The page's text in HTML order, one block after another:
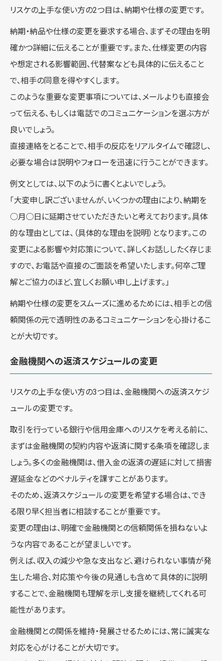
リスケの上手な使い方の2つ目は、納期や仕様の変更です。
納期・納品や仕様の変更を要求する場合、まずその理由を明
確かつ詳細に伝えることが重要です。また、仕様変更の内容
や想定される影響範囲、代替案なども具体的に伝えること
で、相手の同意を得やすくします。
このような重要な変更事項については、メールよりも直接会
って伝える、もしくは電話でのコミュニケーションを選ぶ方が
良いでしょう。
直接連絡をとることで、相手の反応をリアルタイムで確認し、
必要な場合は説明やフォローを迅速に行うことができます。
例文としては、以下のように書くとよいでしょう。
「大変申し訳ございませんが、いくつかの理由により、納期を
○月○日に延期させていただきたいと考えております。具体
的な理由としては、（具体的な理由を説明）となります。この
変更による影響や対応策について、詳しくお話ししたく存じま
すので、お電話や直接のご面談を希望いたします。何卒ご理
解とご協力のほど、宜しくお願い申し上げます。」
納期や仕様の変更をスムーズに進めるためには、相手との信
頼関係の元で透明性のあるコミュニケーションを心掛けるこ
とが大切です。
金融機関への返済スケジュールの変更
リスケの上手な使い方の3つ目は、金融機関への返済スケジ
ュールの変更です。
取引を行っている銀行や信用金庫へのリスケを考える前に、
まずは金融機関の契約内容や返済に関する条項を確認しま
しょう。多くの金融機関は、借入金の返済の遅延に対して損害
遅延金などのペナルティを課すことがあります。
そのため、返済スケジュールの変更を希望する場合は、でき
る限り早く担当者に相談することが重要です。
変更の理由は、明確で金融機関との信頼関係を損ねないよ
うな内容であることが望ましいです。
例えば、収入の減少や急な支出など、避けられない事情が発
生した場合、対応策や今後の見通しも含めて具体的に説明
することで、金融機関も理解を示し支援を継続してくれる可
能性があります。
金融機関との関係を維持・発展させるためには、常に誠実な
対応を心がけることが大切です。